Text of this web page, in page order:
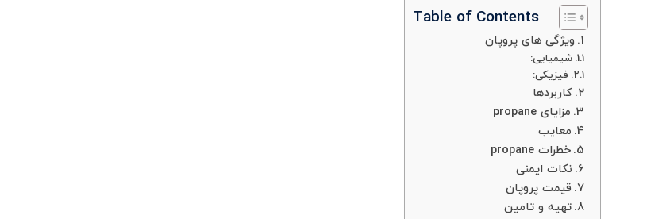
Table of Contents
ویژگی های پروپان
شیمیایی:
فیزیکی:
کاربردها
مزایای propane
معایب
خطرات propane
نکات ایمنی
قیمت پروپان
تهیه و تامین